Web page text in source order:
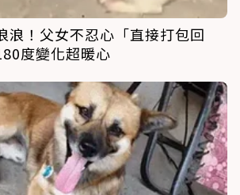
浪！父女不忍心「直接打包回
度變化超暖心